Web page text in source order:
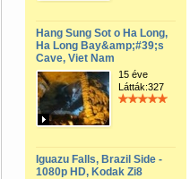
Hang Sung Sot o Ha Long,
Ha Long Bay&amp;#39;s
Cave, Viet Nam
15 éve
Látták:327
Iguazu Falls, Brazil Side -
1080p HD, Kodak Zi8